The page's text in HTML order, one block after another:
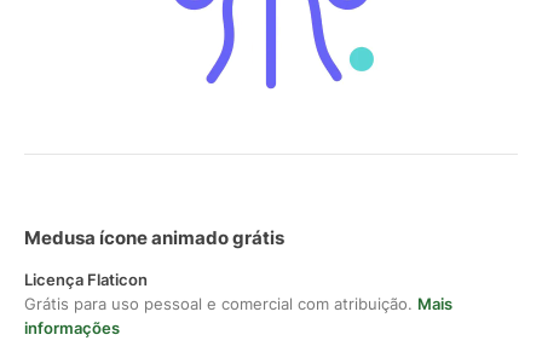
Medusa ícone animado grátis
Licença Flaticon
Grátis para uso pessoal e comercial com atribuição. Mais
informações